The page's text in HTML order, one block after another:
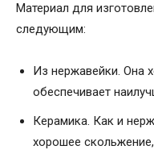
Материал для
следующим:
Из нержавейки. Она
обеспечивает
Керамика. Как и
хорошее